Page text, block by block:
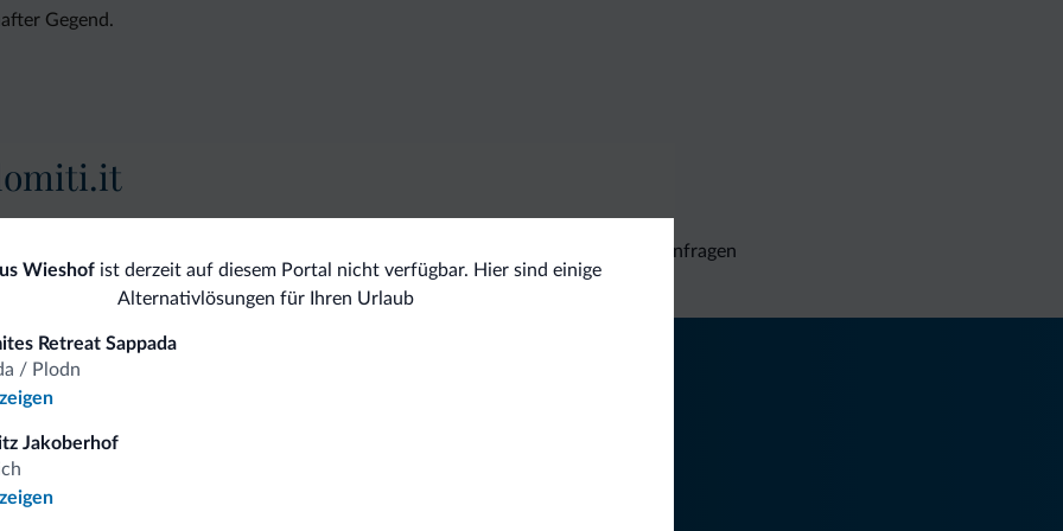
Gegend.
Wieshofist derzeit auf diesem Portal nicht verfügbar. Hier sind einige
Alternativlösungen für Ihren Urlaub
Retreat Sappada
/ Plodn
Jakoberhof
Unverbindliche Anfragen